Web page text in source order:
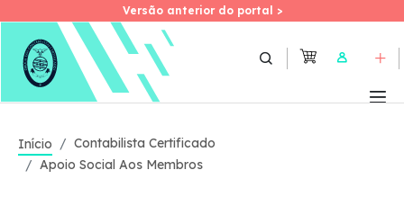
Skip
Versão anterior do portal >
Versão anterior do portal >
User
Início
Contabilista Certificado
Apoio Social Aos Membros